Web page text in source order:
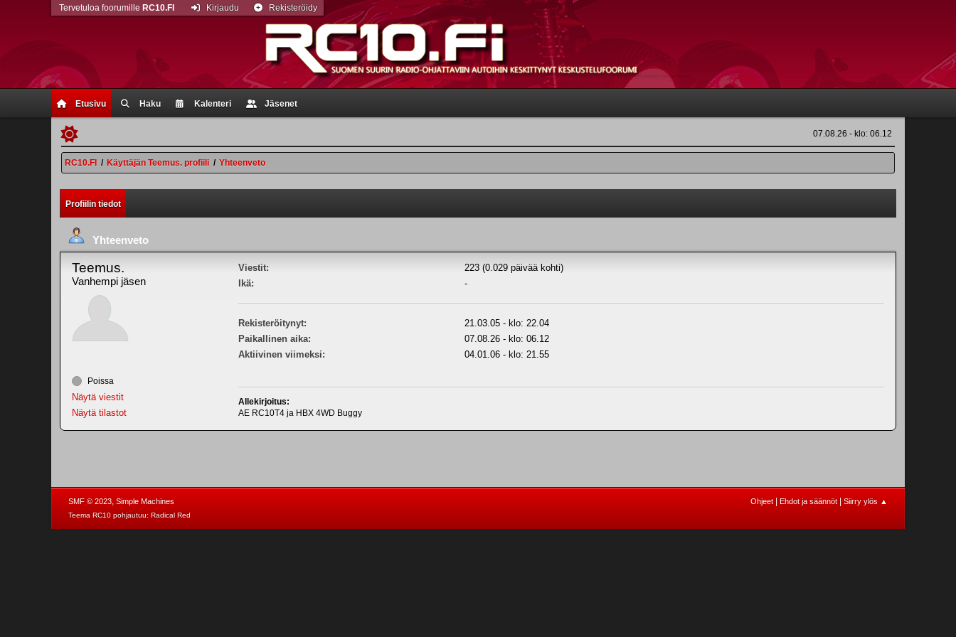
Etusivu Haku Kalenteri Jäsenet
Tervetuloa foorumille RC10.FI Kirjaudu Rekisteröidy
07.08.26 - klo: 06.12
RC10.FI / Käyttäjän Teemus. profiili / Yhteenveto
Profiilin tiedot
Yhteenveto
Teemus.
Vanhempi jäsen
Poissa
Näytä viestit
Näytä tilastot
Viestit:
223 (0.029 päivää kohti)
Ikä:
-
Rekisteröitynyt:
21.03.05 - klo: 22.04
Paikallinen aika:
07.08.26 - klo: 06.12
Aktiivinen viimeksi:
04.01.06 - klo: 21.55
Allekirjoitus:
AE RC10T4 ja HBX 4WD Buggy
Ohjeet Ehdot ja säännöt Siirry ylös ▲
SMF © 2023, Simple Machines
Teema RC10 pohjautuu: Radical Red